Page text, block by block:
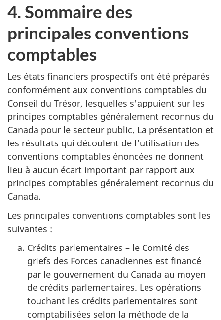
4. Sommaire des
principales conventions
comptables
Les états financiers prospectifs ont été préparés
conformément aux conventions comptables du
Conseil du Trésor, lesquelles s'appuient sur les
principes comptables généralement reconnus du
Canada pour le secteur public. La présentation et
les résultats qui découlent de l'utilisation des
conventions comptables énoncées ne donnent
lieu à aucun écart important par rapport aux
principes comptables généralement reconnus du
Canada.
Les principales conventions comptables sont les
suivantes :
Crédits parlementaires – le Comité des
griefs des Forces canadiennes est financé
par le gouvernement du Canada au moyen
de crédits parlementaires. Les opérations
touchant les crédits parlementaires sont
comptabilisées selon la méthode de la